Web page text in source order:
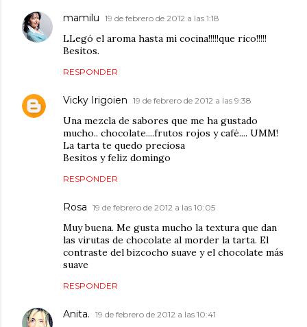
mamilu 19 de febrero de 2012 a las 1:18
LLegó el aroma hasta mi cocina!!!!!que rico!!!!!
Besitos.
RESPONDER
Vicky Irigoien 19 de febrero de 2012 a las 9:38
Una mezcla de sabores que me ha gustado
mucho.. chocolate....frutos rojos y café.... UMM!
La tarta te quedo preciosa
Besitos y feliz domingo
RESPONDER
Rosa 19 de febrero de 2012 a las 10:05
Muy buena. Me gusta mucho la textura que dan
las virutas de chocolate al morder la tarta. El
contraste del bizcocho suave y el chocolate más
suave
RESPONDER
Anita. 19 de febrero de 2012 a las 10:41